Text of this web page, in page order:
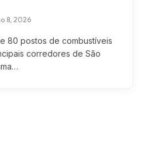
8, 2026
80 postos de combustíveis
corredores de São